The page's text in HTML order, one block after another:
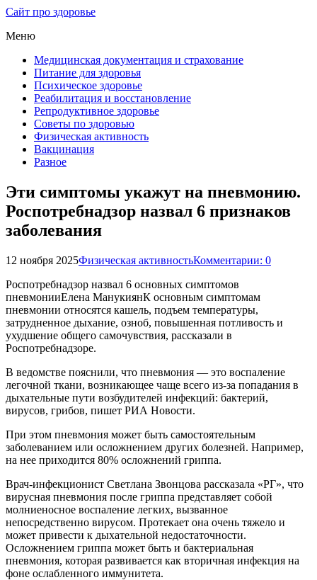
Сайт про здоровье
Меню
Медицинская документация и страхование
Питание для здоровья
Психическое здоровье
Реабилитация и восстановление
Репродуктивное здоровье
Советы по здоровью
Физическая активность
Вакцинация
Разное
Эти симптомы укажут на пневмонию.
Роспотребнадзор назвал 6 признаков
заболевания
12 ноября 2025Физическая активностьКомментарии: 0
Роспотребнадзор назвал 6 основных симптомов
пневмонииЕлена МанукиянК основным симптомам
пневмонии относятся кашель, подъем температуры,
затрудненное дыхание, озноб, повышенная потливость и
ухудшение общего самочувствия, рассказали в
Роспотребнадзоре.
В ведомстве пояснили, что пневмония — это воспаление
легочной ткани, возникающее чаще всего из-за попадания в
дыхательные пути возбудителей инфекций: бактерий,
вирусов, грибов, пишет РИА Новости.
При этом пневмония может быть самостоятельным
заболеванием или осложнением других болезней. Например,
на нее приходится 80% осложнений гриппа.
Врач-инфекционист Светлана Звонцова рассказала «РГ», что
вирусная пневмония после гриппа представляет собой
молниеносное воспаление легких, вызванное
непосредственно вирусом. Протекает она очень тяжело и
может привести к дыхательной недостаточности.
Осложнением гриппа может быть и бактериальная
пневмония, которая развивается как вторичная инфекция на
фоне ослабленного иммунитета.